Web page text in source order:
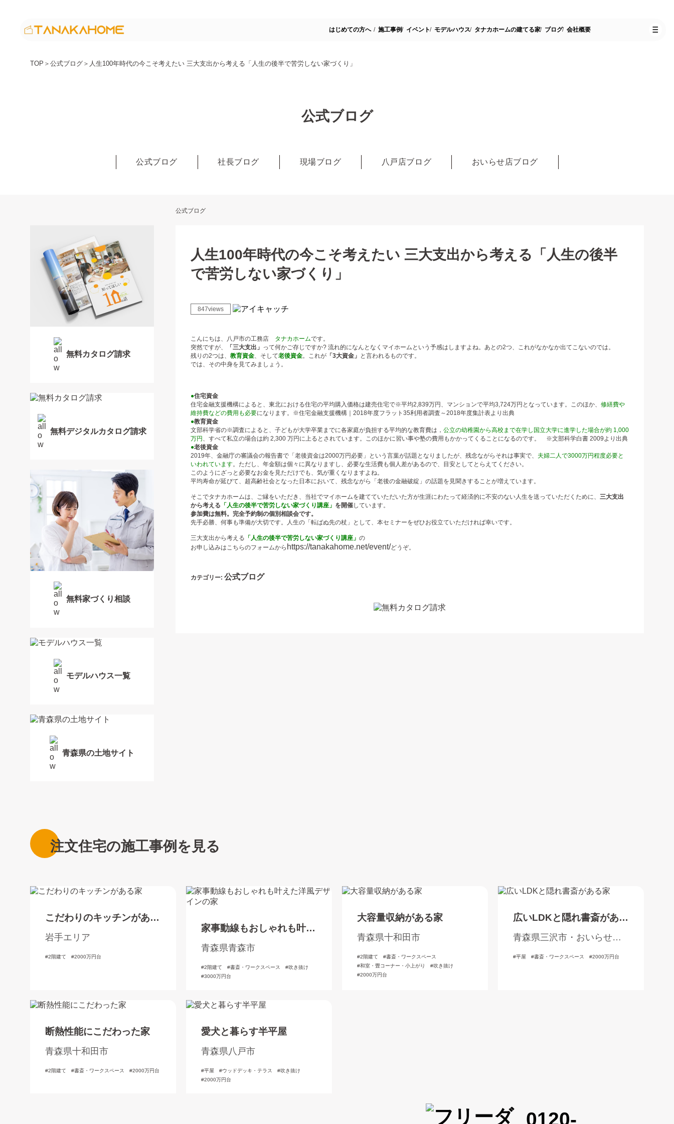
はじめての方へ 施工事例 イベント モデルハウス タナカホームの建てる家 ブログ 会社概要
TOP ＞ 公式ブログ ＞ 人生100年時代の今こそ考えたい 三大支出から考える「人生の後半で苦労しない家づくり」
公式ブログ
公式ブログ 社長ブログ 現場ブログ 八戸店ブログ おいらせ店ブログ
公式ブログ
無料カタログ請求
無料デジタルカタログ請求
無料家づくり相談
モデルハウス一覧
青森県の土地サイト
人生100年時代の今こそ考えたい 三大支出から考える「人生の後半
で苦労しない家づくり」
847views
こんにちは、八戸市の工務店 タナカホームです。
突然ですが、
「三大支出」 って何かご存じですか? 流れ的になんとなくマイホームという予感はしますよね。あとの2つ、これがなかなか出てこないのでは。
残りの2つは、 教育資金、そして老後資金。これが「3大資金」 と言われるものです。
では、その中身を見てみましょう。
●住宅資金
住宅金融支援機構によると、東北における住宅の平均購入価格は建売住宅で※平均2,839万円、マンションで平均3,724万円となっています。このほか、 修繕費や
維持費などの費用も必要になります。※住宅金融支援機構｜2018年度フラット35利用者調査～2018年度集計表より出典
●教育資金
文部科学省の※調査によると、子どもが大学卒業までに各家庭が負担する平均的な教育費は， 公立の幼稚園から高校まで在学し国立大学に進学した場合が約 1,000
万円 、すべて私立の場合は約 2,300 万円に上るとされています。このほかに習い事や塾の費用もかかってくることになるのです。 ※文部科学白書 2009より出典
●老後資金
2019年、金融庁の審議会の報告書で「老後資金は2000万円必要」という言葉が話題となりましたが、残念ながらそれは事実で、
夫婦二人で3000万円程度必要と
いわれています。ただし、年金額は個々に異なりますし、必要な生活費も個人差があるので、目安としてとらえてください。
このようにざっと必要なお金を見ただけでも、気が重くなりますよね。
平均寿命が延びて、超高齢社会となった日本において、残念ながら「老後の金融破綻」の話題を見聞きすることが増えています。
そこでタナカホームは、ご縁をいただき、当社でマイホームを建てていただいた方が生涯にわたって経済的に不安のない人生を送っていただくために、 三大支出
から考える 「人生の後半で苦労しない家づくり講座」 を開催しています。
参加費は無料。完全予約制の個別相談会です。
先手必勝、何事も準備が大切です。人生の「転ばぬ先の杖」として、本セミナーをぜひお役立ていただければ幸いです。
三大支出から考える 「人生の後半で苦労しない家づくり講座」 の
お申し込みはこちらのフォームから https://tanakahome.net/event/どうぞ。
カテゴリー: 公式ブログ
注文住宅の施工事例を見る
こだわりのキッチンがある
家
岩手エリア
2階建て 2000万円台
家事動線もおしゃれも叶え
た洋風デザインの家
青森県青森市
2階建て 書斎・ワークスペース
吹き抜け
3000万円台
大容量収納がある家
青森県十和田市
2階建て
書斎・ワークスペース
和室・畳コーナー・小上がり
吹き抜け
2000万円台
広いLDKと隠れ書斎がある
家
青森県三沢市・おいらせ
町・三戸郡
平屋 書斎・ワークスペース 2000万円台
断熱性能にこだわった家
青森県十和田市
2階建て 書斎・ワークスペース 2000万円台
愛犬と暮らす半平屋
青森県八戸市
平屋 ウッドデッキ・テラス
吹き抜け
2000万円台
0120-